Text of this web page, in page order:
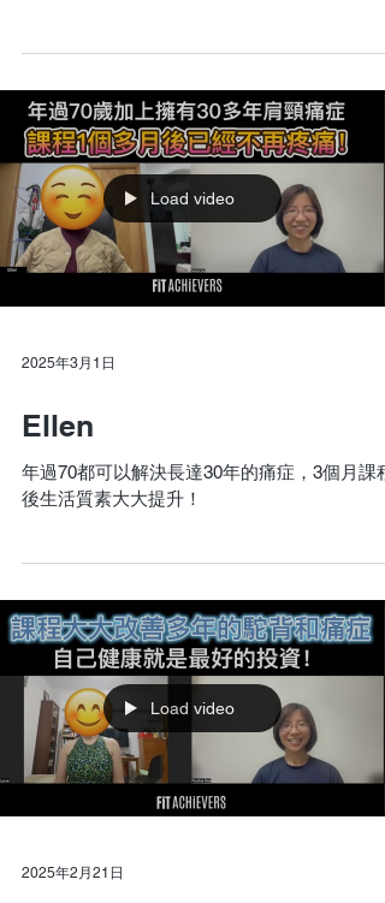
Load video
2025年3月1日
Ellen
年過70都可以解決長達30年的痛症，3個月課程
後生活質素大大提升！
Load video
2025年2月21日